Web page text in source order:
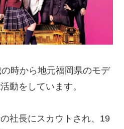
時から地元福岡県のモデ
動をしています。
社長にスカウトされ、19